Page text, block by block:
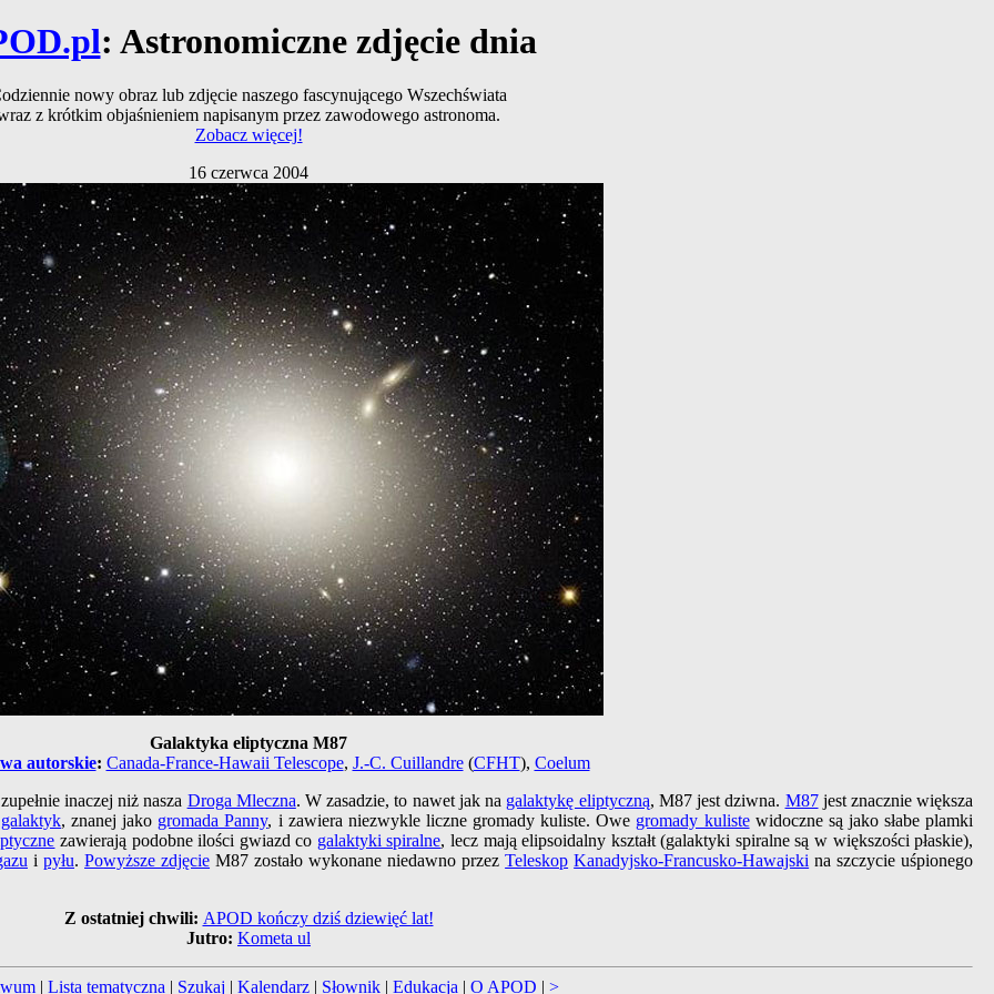
: Astronomiczne zdjęcie dnia
nowy obraz lub zdjęcie naszego fascynującego Wszechświata
z krótkim objaśnieniem napisanym przez zawodowego astronoma.
Zobacz więcej!
16 czerwca 2004
Galaktyka eliptyczna M87
autorskie: Canada-France-Hawaii Telescope, J.-C. Cuillandre(CFHT), Coelum
inaczej niż nasza Droga Mleczna. W zasadzie, to nawet jak na galaktykę eliptyczną, M87 jest dziwna. M87jest znacznie większa
, znanej jako gromada Panny, i zawiera niezwykle liczne gromady kuliste. Owe gromady kulistewidoczne są jako słabe plamki
zawierają podobne ilości gwiazd co galaktyki spiralne, lecz mają elipsoidalny kształt (galaktyki spiralne są w większości płaskie),
ipyłu.Powyższe zdjęcie M87 zostało wykonane niedawno przezTeleskop Kanadyjsko-Francusko-Hawajski na szczycie uśpionego
Z ostatniej chwili: APOD kończy dziś dziewięć lat!
Jutro: Kometa ul
| Lista tematyczna | Szukaj | Kalendarz| Słownik| Edukacja | O APOD | >